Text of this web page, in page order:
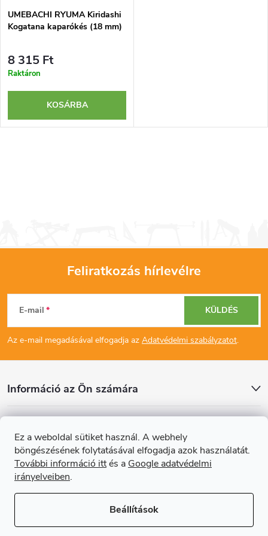
Ez a weboldal sütiket használ. A webhely
böngészésének folytatásával elfogadja azok használatát.
További információ ittés a Google adatvédelmi
irányelveiben.
Beállítások
UMEBACHI RYUMA Kiridashi
Kogatana kaparókés (18 mm)
8 315 Ft
Raktáron
KOSÁRBA
L
á
b
é
Feliratkozás hírlevélre
E-mail
Az e-mail megadásával elfogadja az Adatvédelmi szabályzatot.
KÜLDÉS
Információ az Ön számára
Online fizetési lehetőséget biztosítunk
Copyright 2026Regals.hu. Minden jog fenntartva.Süti beállítások